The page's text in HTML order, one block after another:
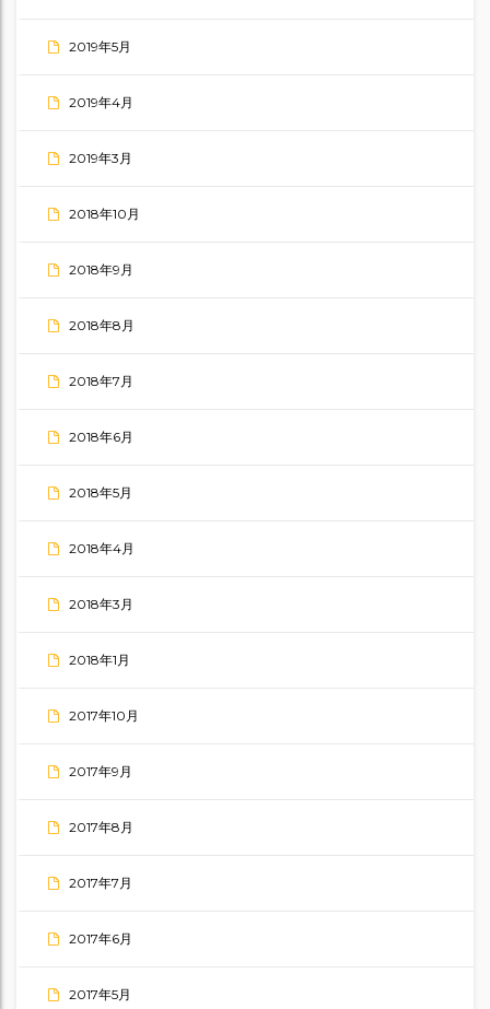
2019年5月
2019年4月
2019年3月
2018年10月
2018年9月
2018年8月
2018年7月
2018年6月
2018年5月
2018年4月
2018年3月
2018年1月
2017年10月
2017年9月
2017年8月
2017年7月
2017年6月
2017年5月